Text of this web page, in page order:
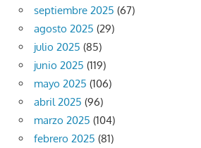
septiembre 2025 (67)
agosto 2025 (29)
julio 2025 (85)
junio 2025 (119)
mayo 2025 (106)
abril 2025 (96)
marzo 2025 (104)
febrero 2025 (81)